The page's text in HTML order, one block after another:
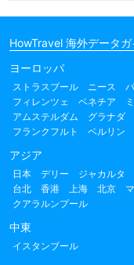
HowTravel 海外データ
ヨーロッパ
ストラスブール ニース
フィレンツェ
ベネチア
アムステルダム
グラナダ
フランクフルト
ベルリン
アジア
日本 デリー ジャカルタ
台北
香港 上海 北京
クアラルンプール
中東
イスタンブール